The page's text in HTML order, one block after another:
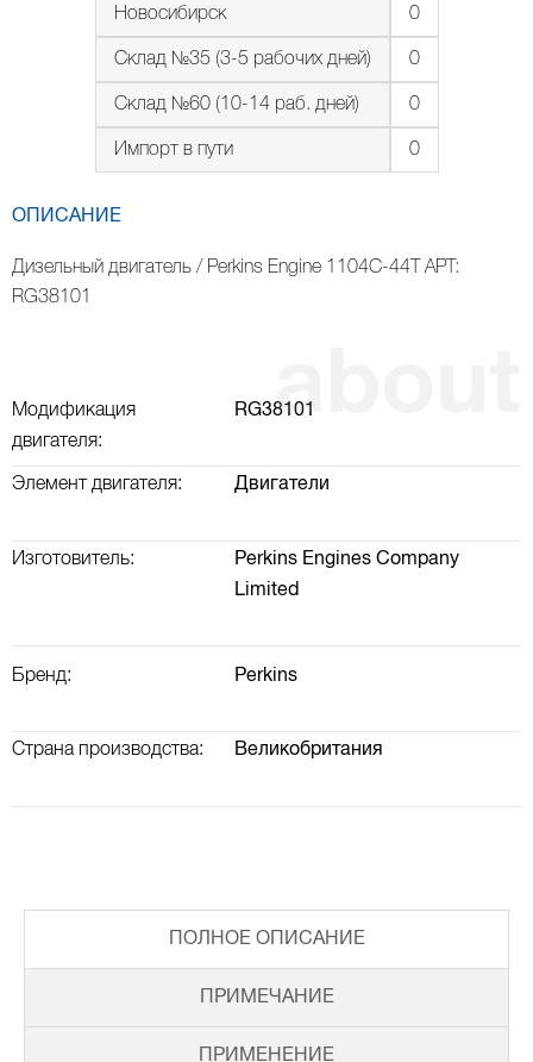
Новосибирск
Склад №35 (3-5 рабочих дней)
Склад №60 (10-14 раб. дней)
Импорт в пути
0
0
0
0
ОПИСАНИЕ
Дизельный двигатель / Perkins Engine 1104C-44T АРТ:
RG38101
Модификация
двигателя:
RG38101
Элемент двигателя: Двигатели
Изготовитель:
Perkins Engines Company
Limited
Бренд: Perkins
Страна производства: Великобритания
ПОЛНОЕ ОПИСАНИЕ
ПРИМЕЧАНИЕ
ПРИМЕНЕНИЕ